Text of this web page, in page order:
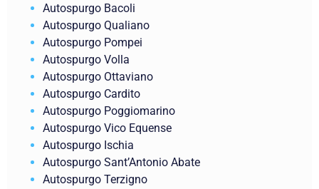
Autospurgo Bacoli
Autospurgo Qualiano
Autospurgo Pompei
Autospurgo Volla
Autospurgo Ottaviano
Autospurgo Cardito
Autospurgo Poggiomarino
Autospurgo Vico Equense
Autospurgo Ischia
Autospurgo Sant’Antonio Abate
Autospurgo Terzigno